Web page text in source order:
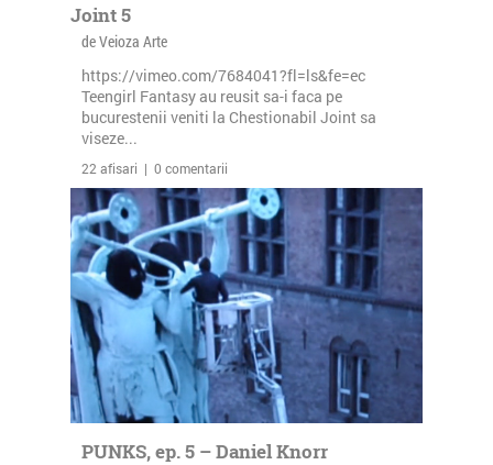
Joint 5
de Veioza Arte
https://vimeo.com/7684041?fl=ls&fe=ec
Teengirl Fantasy au reusit sa-i faca pe
bucurestenii veniti la Chestionabil Joint sa
viseze...
22 afisari | 0 comentarii
PUNKS, ep. 5 – Daniel Knorr